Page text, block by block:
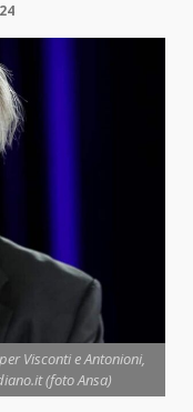
Visconti e Antonioni,
(foto Ansa)